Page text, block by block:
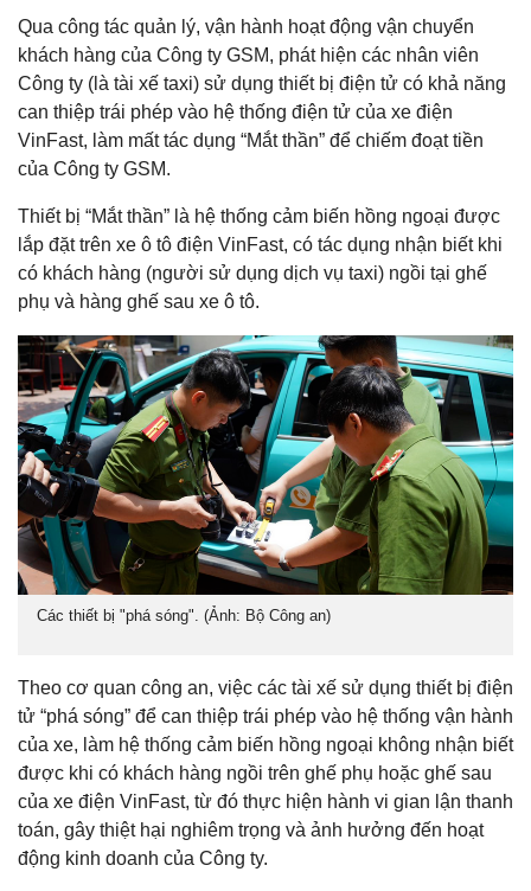
Qua công tác quản lý, vận hành hoạt động vận chuyển
khách hàng của Công ty GSM, phát hiện các nhân viên
Công ty (là tài xế taxi) sử dụng thiết bị điện tử có khả năng
can thiệp trái phép vào hệ thống điện tử của xe điện
VinFast, làm mất tác dụng “Mắt thần” để chiếm đoạt tiền
của Công ty GSM.
Thiết bị “Mắt thần” là hệ thống cảm biến hồng ngoại được
lắp đặt trên xe ô tô điện VinFast, có tác dụng nhận biết khi
có khách hàng (người sử dụng dịch vụ taxi) ngồi tại ghế
phụ và hàng ghế sau xe ô tô.
Các thiết bị "phá sóng". (Ảnh: Bộ Công an)
Theo cơ quan công an, việc các tài xế sử dụng thiết bị điện
tử “phá sóng” để can thiệp trái phép vào hệ thống vận hành
của xe, làm hệ thống cảm biến hồng ngoại không nhận biết
được khi có khách hàng ngồi trên ghế phụ hoặc ghế sau
của xe điện VinFast, từ đó thực hiện hành vi gian lận thanh
toán, gây thiệt hại nghiêm trọng và ảnh hưởng đến hoạt
động kinh doanh của Công ty.